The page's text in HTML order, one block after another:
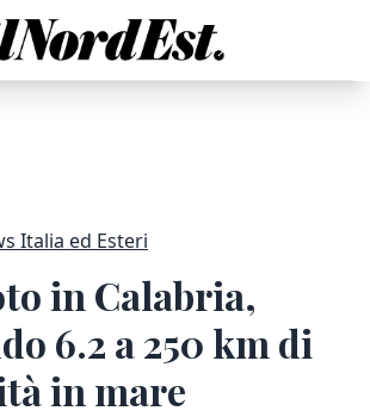
Italia ed Esteri
in Calabria,
6.2 a 250 km di
in mare